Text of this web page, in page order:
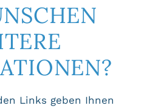
Links geben Ihnen